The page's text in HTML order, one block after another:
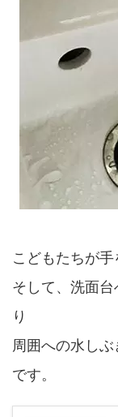
こどもたちが
そして、洗面
り
周囲への水し
です。